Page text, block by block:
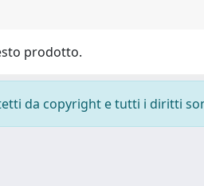
prodotto.
da copyright e tutti i diritti